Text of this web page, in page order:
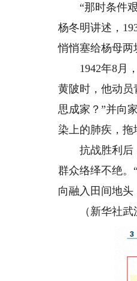
“那时条件艰
杨冬明讲述，
悄悄塞给杨母两
1942年8月，
黄陂时，他动员
思成家？”并向
染上的肺疾，拖
抗战胜利后，
群众络绎不绝。
向融入田间地头
（新华社武汉